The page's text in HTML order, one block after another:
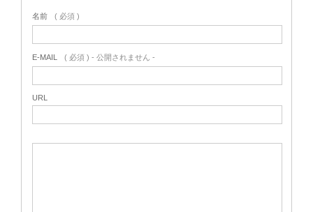
名前 ( 必須 )
E-MAIL ( 必須 ) - 公開されません -
URL